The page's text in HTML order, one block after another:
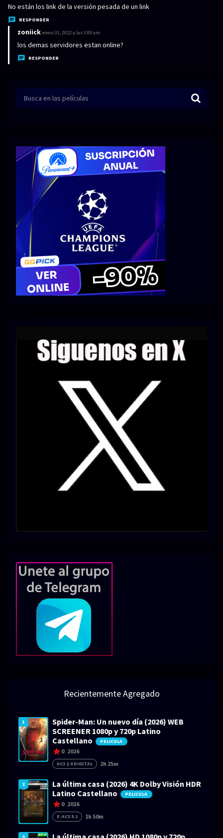
:i
c
e
:
No están los link de la versión pesada de un link
RESPONDER
zoniickd
i
c
enero 31, 2022 a las 3:09 am
los demas servidores estan online?
RESPONDER
Recientemente Agregado
1
Spider-Man: Un nuevo día (2026) WEB
SCREENER 1080p y 720p Latino
Castellano
PELICULA
0 2026
AC3 2.0 DIGITAL 2h 25m
2
La última casa (2026) 4K Dolby Visión HDR
Latino Castellano
PELICULA
0 2026
E-AC3 5.1 1h 50m
3